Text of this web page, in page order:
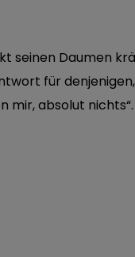
seinen Daumen
für
mir, absolut nichts“.